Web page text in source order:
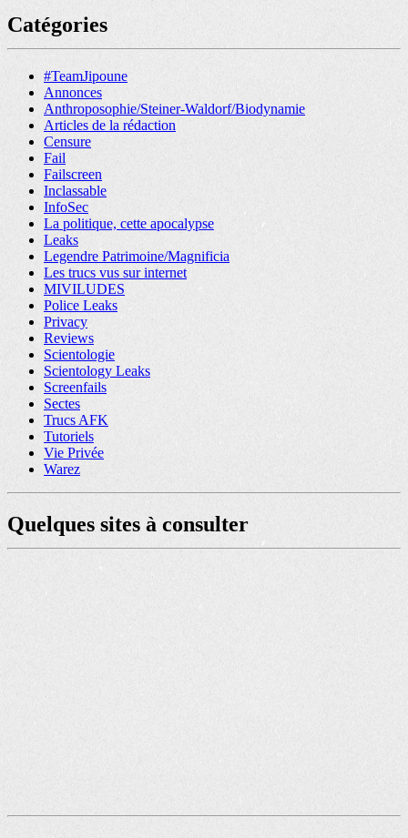
Catégories
#TeamJipoune
Annonces
Anthroposophie/Steiner-Waldorf/Biodynamie
Articles de la rédaction
Censure
Fail
Failscreen
Inclassable
InfoSec
La politique, cette apocalypse
Leaks
Legendre Patrimoine/Magnificia
Les trucs vus sur internet
MIVILUDES
Police Leaks
Privacy
Reviews
Scientologie
Scientology Leaks
Screenfails
Sectes
Trucs AFK
Tutoriels
Vie Privée
Warez
Quelques sites à consulter